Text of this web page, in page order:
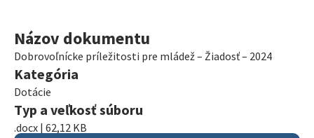
Názov dokumentu
Dobrovoľnícke príležitosti pre mládež – Žiadosť – 2024
Kategória
Dotácie
Typ a veľkosť súboru
.docx | 62,12 KB